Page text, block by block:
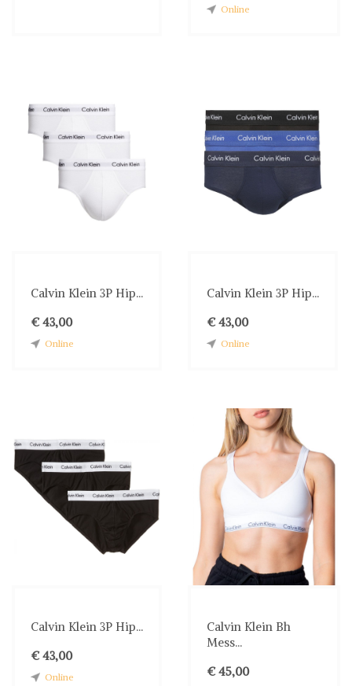
Online
Calvin Klein 3P Hip...
€ 43,00
Online
Calvin Klein 3P Hip...
€ 43,00
Online
Calvin Klein 3P Hip...
€ 43,00
Online
Calvin Klein Bh
Mess...
€ 45,00